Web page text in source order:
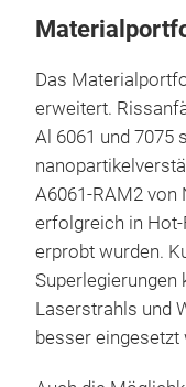
Das
erweitert.
Al 6061 und 7075
A6061-RAM2 von
erfolgreich in
erprobt wurden.
Superlegierungen
Laserstrahls und
besser eingesetzt